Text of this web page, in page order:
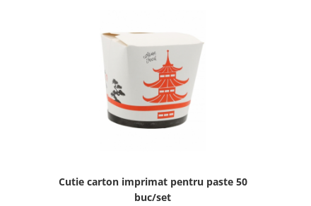
Cutie carton imprimat pentru paste 50
buc/set